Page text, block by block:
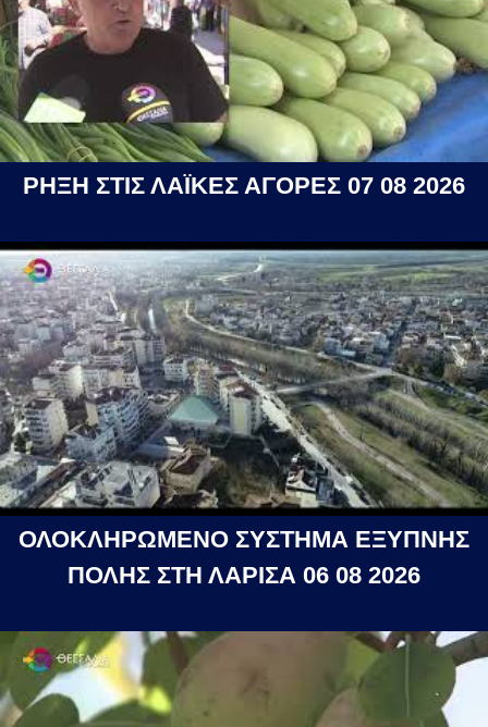
ΡΗΞΗ ΣΤΙΣ ΛΑΪΚΕΣ ΑΓΟΡΕΣ 07 08 2026
ΟΛΟΚΛΗΡΩΜΕΝΟ ΣΥΣΤΗΜΑ ΕΞΥΠΝΗΣ
ΠΟΛΗΣ ΣΤΗ ΛΑΡΙΣΑ 06 08 2026